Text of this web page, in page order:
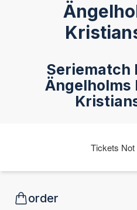
Seriematch
Ängelholms
Tickets Not
order